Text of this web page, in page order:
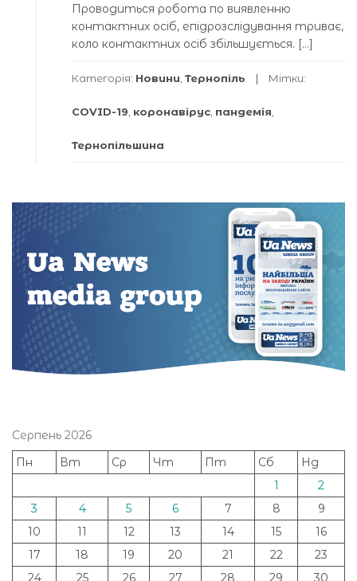
Проводиться робота по виявленню
контактних осіб, епідрозслідування триває,
коло контактних осіб збільшується. […]
Категорія: Новини Тернопіль Мітки:
COVID-19 коронавірус пандемія
Тернопільшина
Серпень 2026
Пн
Вт Ср Чт Пт Сб
Нд
1
2
3
4 5 6 7 8
9
10
11 12 13 14 15
16
17
18 19 20 21 22
23
24
25 26 27 28 29
30